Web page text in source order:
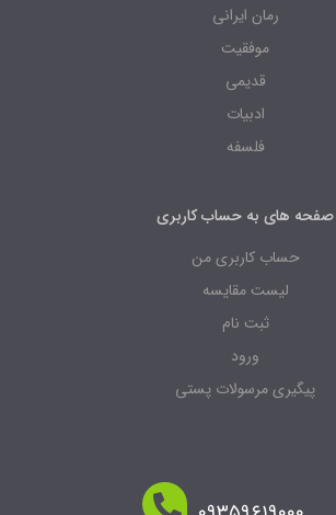
رمان ایرانی
موفقیت
قدیمی
ادبیات
فلسفه
صفحه های به حساب کاربری
حساب کاربری من
لیست مقایسه
ثبت نام
ورود
پیگیری مرسولات پستی